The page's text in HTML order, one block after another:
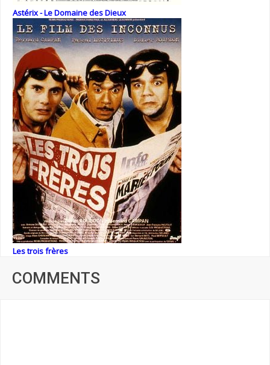
Astérix - Le Domaine des Dieux
Les trois frères
COMMENTS